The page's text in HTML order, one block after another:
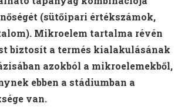
(sütőipari értékszámok,
Mikroelem tartalma révén
biztosít a termés kialakulásának
azokból a mikroelemekből,
ebben a stádiumban a
van.